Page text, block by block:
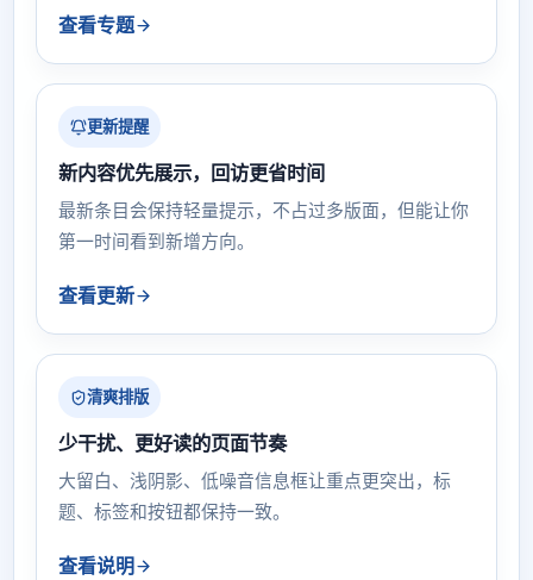
查看专题
更新提醒
新内容优先展示，回访更省时间
最新条目会保持轻量提示，不占过多版面，但能让你
第一时间看到新增方向。
查看更新
清爽排版
少干扰、更好读的页面节奏
大留白、浅阴影、低噪音信息框让重点更突出，标
题、标签和按钮都保持一致。
查看说明